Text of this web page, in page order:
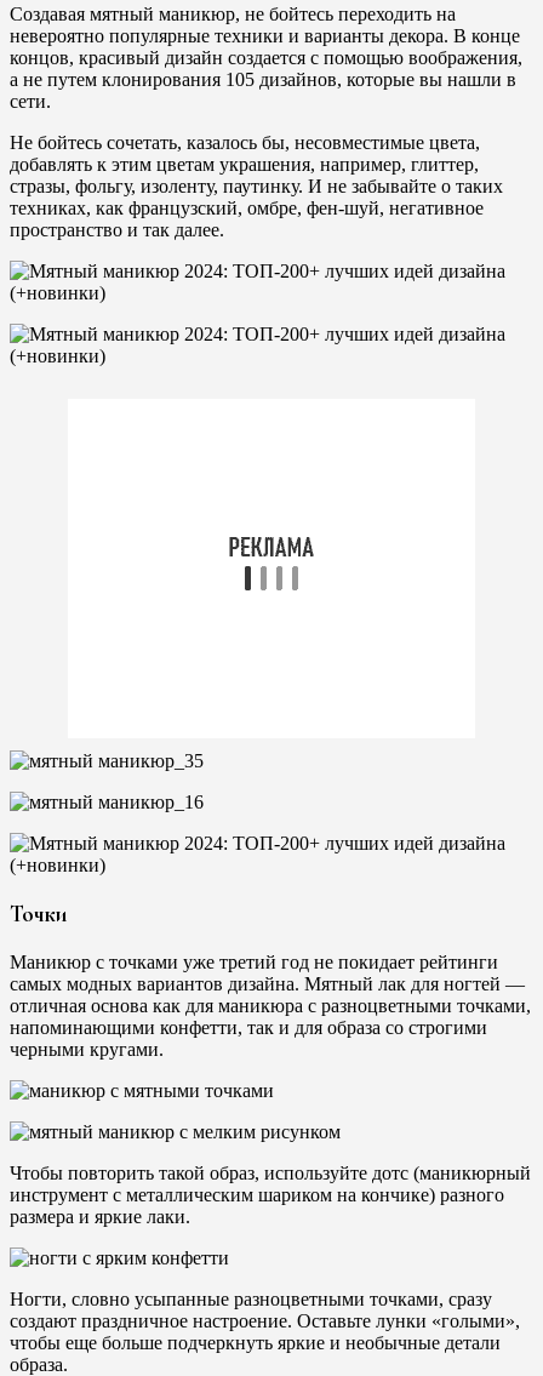
Создавая мятный маникюр, не бойтесь переходить на
невероятно популярные техники и варианты декора. В конце
концов, красивый дизайн создается с помощью воображения,
а не путем клонирования 105 дизайнов, которые вы нашли в
сети.
Не бойтесь сочетать, казалось бы, несовместимые цвета,
добавлять к этим цветам украшения, например, глиттер,
стразы, фольгу, изоленту, паутинку. И не забывайте о таких
техниках, как французский, омбре, фен-шуй, негативное
пространство и так далее.
Точки
Маникюр с точками уже третий год не покидает рейтинги
самых модных вариантов дизайна. Мятный лак для ногтей —
отличная основа как для маникюра с разноцветными точками,
напоминающими конфетти, так и для образа со строгими
черными кругами.
Чтобы повторить такой образ, используйте дотс (маникюрный
инструмент с металлическим шариком на кончике) разного
размера и яркие лаки.
Ногти, словно усыпанные разноцветными точками, сразу
создают праздничное настроение. Оставьте лунки «голыми»,
чтобы еще больше подчеркнуть яркие и необычные детали
образа.